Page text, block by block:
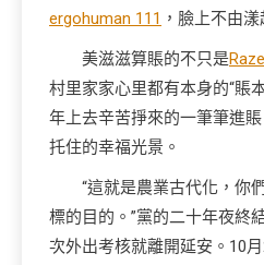
ergohuman 111 ，臉上不由漾
美滋滋算賬的不只是
村里家家心里都有本身的“賬
年上去辛苦掙來的一筆筆進
托住的幸福光景。
“這就是農業古代化，你
標的目的。”黨的二十年夜終
次外出考核就離開延安。10